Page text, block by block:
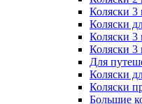
Коляски 3
Коляски
Коляски 3
Коляски 3
Для
Коляски
Коляски
Большие